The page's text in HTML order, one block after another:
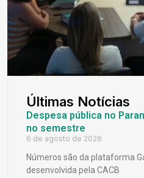
Últimas Notícias
Despesa pública no
no semestre
6 de agosto de 2026
Números são da plataforma
desenvolvida pela CACB